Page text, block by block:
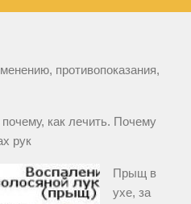
противопоказания,
как лечить. Почему
рук
Прыщ в
ухе, за